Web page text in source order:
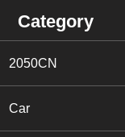
Category
2050CN
Car